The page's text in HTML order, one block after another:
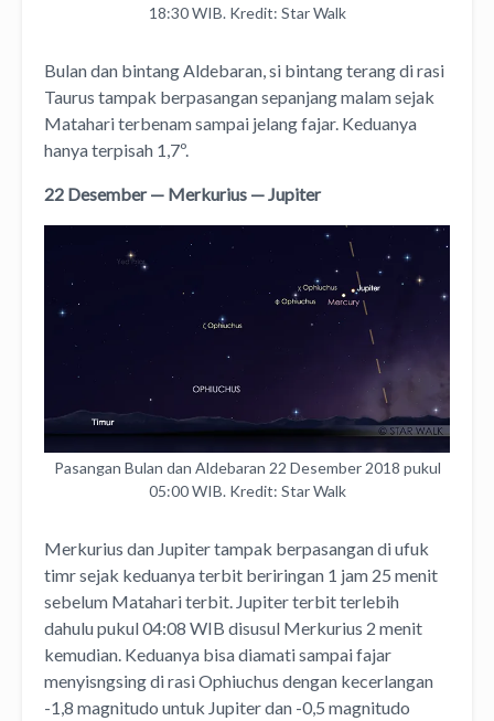
18:30 WIB. Kredit: Star Walk
Bulan dan bintang Aldebaran, si bintang terang di rasi
Taurus tampak berpasangan sepanjang malam sejak
Matahari terbenam sampai jelang fajar. Keduanya
hanya terpisah 1,7º.
22 Desember — Merkurius — Jupiter
Pasangan Bulan dan Aldebaran 22 Desember 2018 pukul
05:00 WIB. Kredit: Star Walk
Merkurius dan Jupiter tampak berpasangan di ufuk
timr sejak keduanya terbit beriringan 1 jam 25 menit
sebelum Matahari terbit. Jupiter terbit terlebih
dahulu pukul 04:08 WIB disusul Merkurius 2 menit
kemudian. Keduanya bisa diamati sampai fajar
menyisngsing di rasi Ophiuchus dengan kecerlangan
-1,8 magnitudo untuk Jupiter dan -0,5 magnitudo